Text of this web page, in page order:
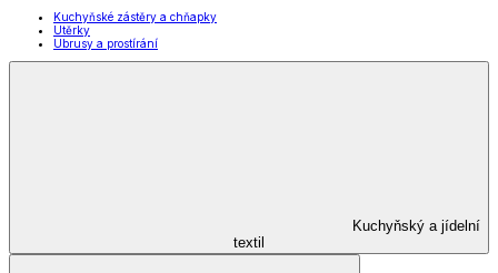
Kuchyňské zástěry a chňapky
Utěrky
Ubrusy a prostírání
Kuchyňský a jídelní
textil